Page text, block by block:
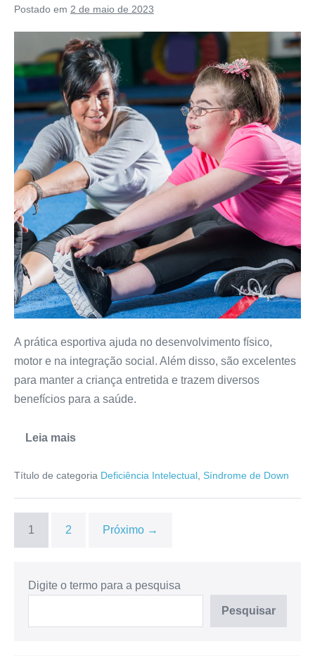
Postado em 2 de maio de 2023
A prática esportiva ajuda no desenvolvimento físico,
motor e na integração social. Além disso, são excelentes
para manter a criança entretida e trazem diversos
benefícios para a saúde.
Leia mais
Título de categoria Deficiência Intelectual Síndrome de Down
1 2 Próximo →
Digite o termo para a pesquisa
Pesquisar